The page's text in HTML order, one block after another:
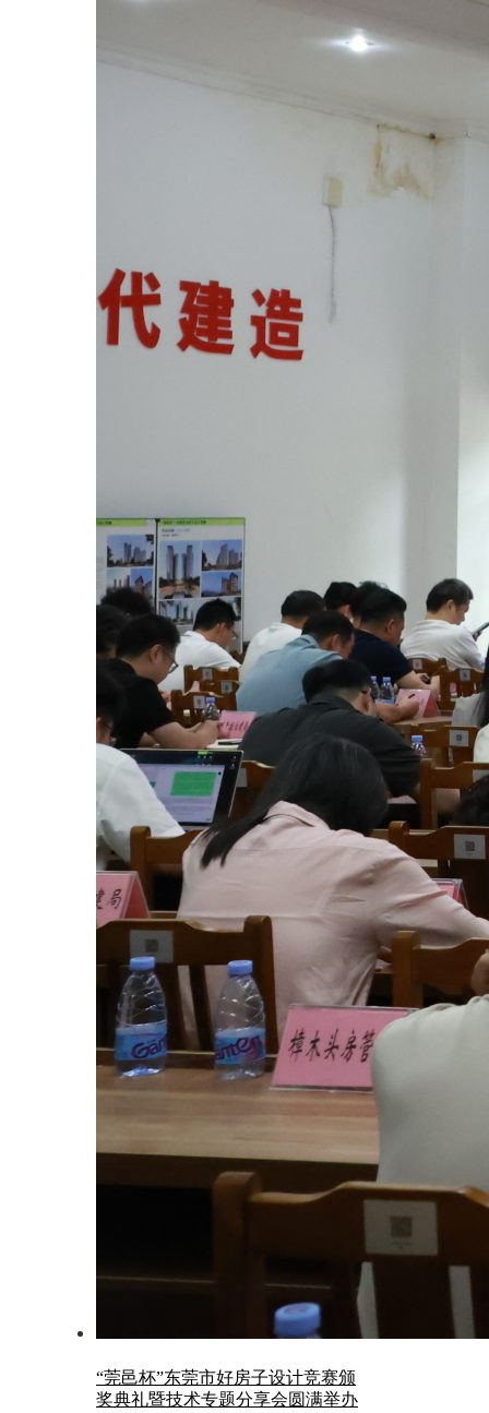
“莞邑杯”东莞市好房子设计竞赛颁
奖典礼暨技术专题分享会圆满举办